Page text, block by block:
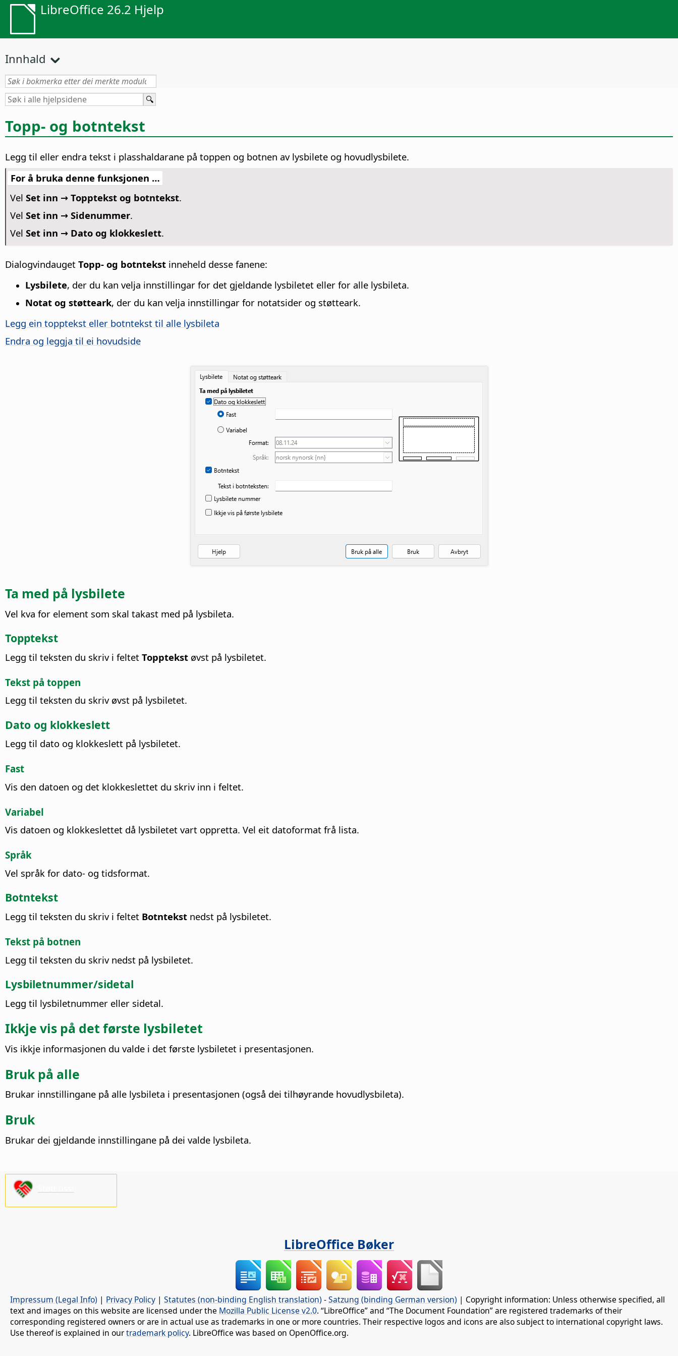
LibreOffice 26.2 Hjelp
Innhald
Topp- og botntekst
Legg til eller endra tekst i plasshaldarane på toppen og botnen av lysbilete og hovudlysbilete.
For å bruka denne funksjonen …
Vel Set inn → Topptekst og botntekst.
Vel Set inn → Sidenummer.
Vel Set inn → Dato og klokkeslett.
Dialogvindauget Topp- og botntekst inneheld desse fanene:
Lysbilete, der du kan velja innstillingar for det gjeldande lysbiletet eller for alle lysbileta.
Notat og støtteark, der du kan velja innstillingar for notatsider og støtteark.
Legg ein topptekst eller botntekst til alle lysbileta
Endra og leggja til ei hovudside
Ta med på lysbilete
Vel kva for element som skal takast med på lysbileta.
Topptekst
Legg til teksten du skriv i feltet Topptekst øvst på lysbiletet.
Tekst på toppen
Legg til teksten du skriv øvst på lysbiletet.
Dato og klokkeslett
Legg til dato og klokkeslett på lysbiletet.
Fast
Vis den datoen og det klokkeslettet du skriv inn i feltet.
Variabel
Vis datoen og klokkeslettet då lysbiletet vart oppretta. Vel eit datoformat frå lista.
Språk
Vel språk for dato- og tidsformat.
Botntekst
Legg til teksten du skriv i feltet Botntekst nedst på lysbiletet.
Tekst på botnen
Legg til teksten du skriv nedst på lysbiletet.
Lysbiletnummer/sidetal
Legg til lysbiletnummer eller sidetal.
Ikkje vis på det første lysbiletet
Vis ikkje informasjonen du valde i det første lysbiletet i presentasjonen.
Bruk på alle
Brukar innstillingane på alle lysbileta i presentasjonen (også dei tilhøyrande hovudlysbileta).
Bruk
Brukar dei gjeldande innstillingane på dei valde lysbileta.
LibreOffice Bøker
Impressum (Legal Info) | Privacy Policy | Statutes (non-binding English translation) -Satzung (binding German version) | Copyright information: Unless otherwise specified, all
text and images on this website are licensed under the Mozilla Public License v2.0. “LibreOffice” and “The Document Foundation” are registered trademarks of their
corresponding registered owners or are in actual use as trademarks in one or more countries. Their respective logos and icons are also subject to international copyright laws.
Use thereof is explained in ourtrademark policy. LibreOffice was based on OpenOffice.org.